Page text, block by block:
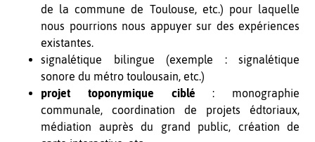
de la commune de Toulouse, etc.) pour laquelle
nous pourrions nous appuyer sur des expériences
existantes.
signalétique bilingue (exemple : signalétique
sonore du métro toulousain, etc.)
projet toponymique ciblé : monographie
communale, coordination de projets édtoriaux,
médiation auprès du grand public, création de